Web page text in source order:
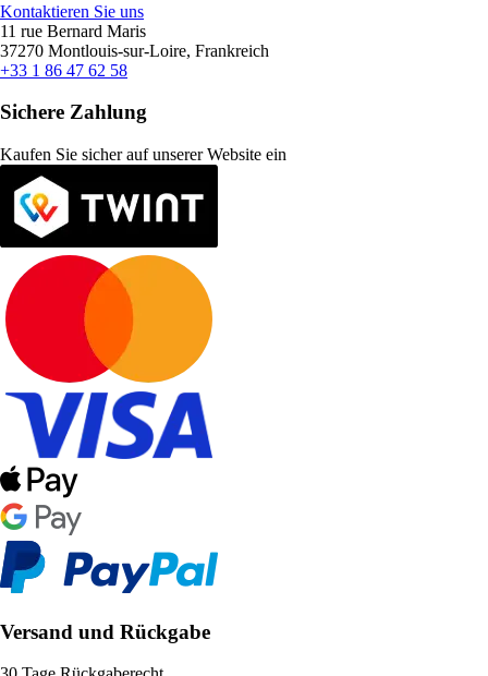
Kontaktieren Sie uns
11 rue Bernard Maris
37270 Montlouis-sur-Loire, Frankreich
+33 1 86 47 62 58
Sichere Zahlung
Kaufen Sie sicher auf unserer Website ein
Versand und Rückgabe